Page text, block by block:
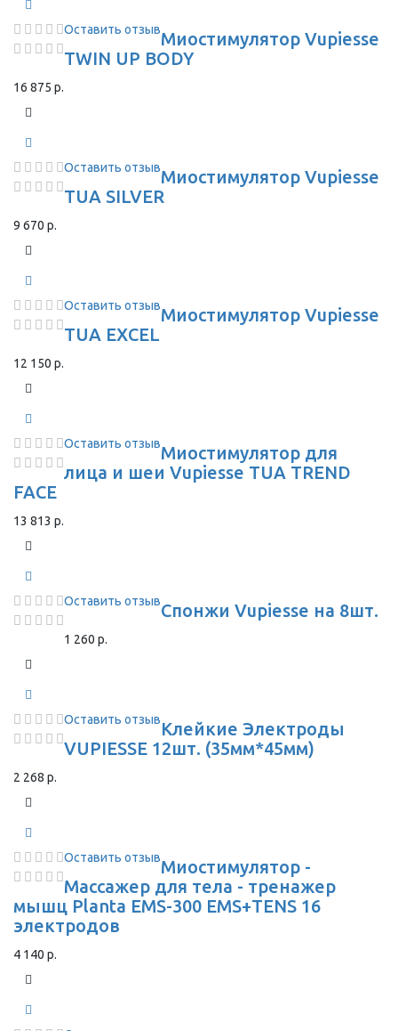
Оставить отзывМиостимулятор Vupiesse
TWIN UP BODY
16 875 р.
Оставить отзывМиостимулятор Vupiesse
TUA SILVER
9 670 р.
Оставить отзывМиостимулятор Vupiesse
TUA EXCEL
12 150 р.
Оставить отзывМиостимулятор для
лица и шеи Vupiesse TUA TREND
FACE
13 813 р.
Оставить отзывСпонжи Vupiesse на 8шт.
1 260 р.
Оставить отзывКлейкие Электроды
VUPIESSE 12шт. (35мм*45мм)
2 268 р.
Оставить отзывМиостимулятор -
Массажер для тела - тренажер
мышц Planta EMS-300 EMS+TENS 16
электродов
4 140 р.